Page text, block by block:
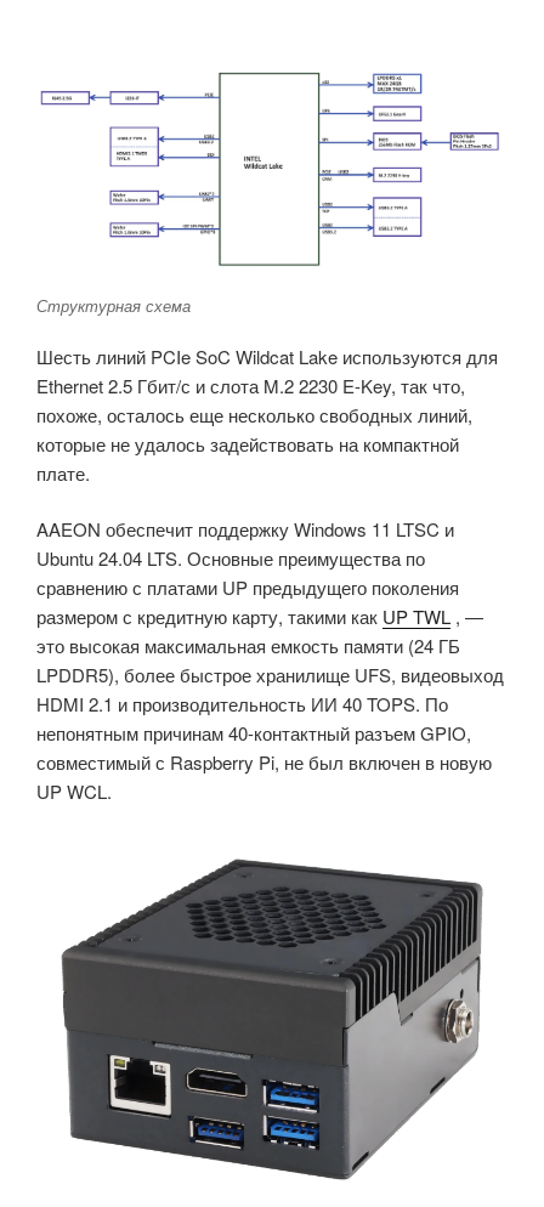
Структурная схема
Шесть линий PCIe SoC Wildcat Lake используются для
Ethernet 2.5 Гбит/с и слота M.2 2230 E-Key, так что,
похоже, осталось еще несколько свободных линий,
которые не удалось задействовать на компактной
плате.
AAEON обеспечит поддержку Windows 11 LTSC и
Ubuntu 24.04 LTS. Основные преимущества по
сравнению с платами UP предыдущего поколения
размером с кредитную карту, такими как UP TWL , —
это высокая максимальная емкость памяти (24 ГБ
LPDDR5), более быстрое хранилище UFS, видеовыход
HDMI 2.1 и производительность ИИ 40 TOPS. По
непонятным причинам 40-контактный разъем GPIO,
совместимый с Raspberry Pi, не был включен в новую
UP WCL.